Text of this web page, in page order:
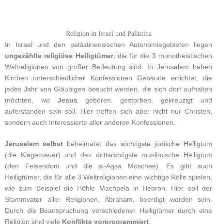
Religion in Israel und Palästina
In Israel und den palästinensischen Autonomiegebieten liegen
ungezählte religiöse Heiligtümer, die für die 3 monotheistischen
Weltreligionen von großer Bedeutung sind. In Jerusalem haben
Kirchen unterschiedlicher Konfessionen Gebäude errichtet, die
jedes Jahr von Gläubigen besucht werden, die sich dort aufhalten
möchten, wo Jesus geboren, gestorben, gekreuzigt und
auferstanden sein soll. Hier treffen sich aber nicht nur Christen,
sondern auch Interessierte aller anderen Konfessionen.
Jerusalem selbst beheimatet das wichtigste jüdische Heiligtum
(die Klagemauer) und das drittwichtigste muslimische Heiligtum
(den Felsendom und die al-Aqsa Moschee). Es gibt auch
Heiligtümer, die für alle 3 Weltreligionen eine wichtige Rolle spielen,
wie zum Beispiel die Höhle Machpela in Hebron. Hier soll der
Stammvater aller Religionen, Abraham, beerdigt worden sein.
Durch die Beanspruchung verschiedener Heiligtümer durch eine
Religion sind viele Konflikte vorprogrammiert